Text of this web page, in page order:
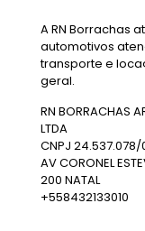
A RN Borrachas
automotivos
transporte e
geral.
RN BORRACHAS
LTDA
CNPJ 24.537.078/
AV CORONEL
200 NATAL
+558432133010